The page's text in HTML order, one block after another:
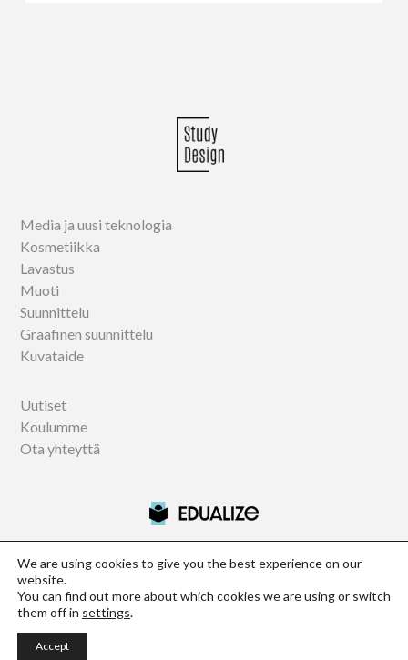
Media ja uusi teknologia
Kosmetiikka
Lavastus
Muoti
Suunnittelu
Graafinen suunnittelu
Kuvataide
Uutiset
Koulumme
Ota yhteyttä
Official information centre of Istituto Marangoni, NABA and
Domus Academy in Finland
Study Design - Opiskele muotoilua ulkomailla
We are using cookies to give you the best experience on our
website.
You can find out more about which cookies we are using or switch
them off in settings.
Accept